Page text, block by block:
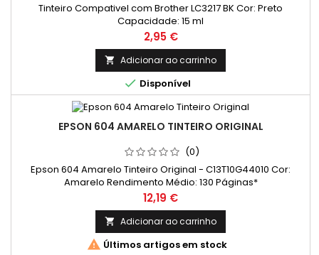
Tinteiro Compativel com Brother LC3217 BK Cor: Preto
Capacidade: 15 ml
Preço
2,95 €
 Adicionar ao carrinho
 Disponível
EPSON 604 AMARELO TINTEIRO ORIGINAL
(0)
Epson 604 Amarelo Tinteiro Original - C13T10G44010 Cor:
Amarelo Rendimento Médio: 130 Páginas*
Preço
12,19 €
 Adicionar ao carrinho
 Últimos artigos em stock